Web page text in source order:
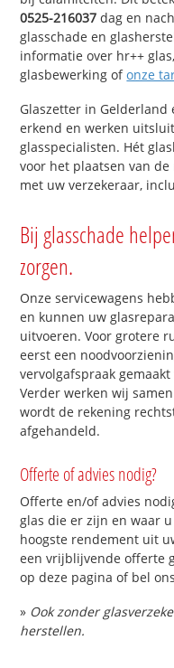
0525-216037 dag en
glasschade en
informatie over hr++
glasbewerking ofonze
Glaszetter in Gelderland
erkend en werken
glasspecialisten. Hét
voor het plaatsen van
met uw verzekeraar,
Bij glasschade
zorgen.
Onze servicewagens
en kunnen uw
uitvoeren. Voor grotere
eerst een
vervolgafspraak
Verder werken wij
wordt de rekening
afgehandeld.
Offerte of advies nodig?
Offerte en/of advies
glas die er zijn en waar
hoogste rendement uit
een vrijblijvende offerte
op deze pagina of bel
» Ook zonder
herstellen.